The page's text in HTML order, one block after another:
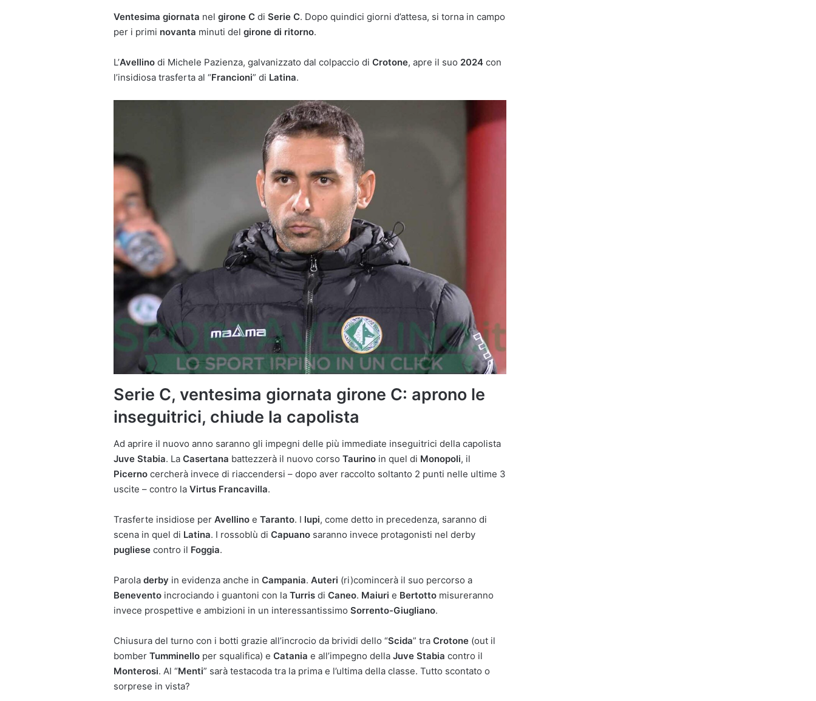
Ventesima giornata nel girone C di Serie C. Dopo quindici giorni d’attesa, si torna in campo
per i primi novanta minuti del girone di ritorno.
L’Avellino di Michele Pazienza, galvanizzato dal colpaccio di Crotone, apre il suo 2024 con
l’insidiosa trasferta al “Francioni” di Latina.
Serie C, ventesima giornata girone C: aprono le
inseguitrici, chiude la capolista
Ad aprire il nuovo anno saranno gli impegni delle più immediate inseguitrici della capolista
Juve Stabia. La Casertana battezzerà il nuovo corso Taurino in quel di Monopoli, il
Picerno cercherà invece di riaccendersi – dopo aver raccolto soltanto 2 punti nelle ultime 3
uscite – contro la Virtus Francavilla.
Trasferte insidiose per Avellino e Taranto. I lupi, come detto in precedenza, saranno di
scena in quel di Latina. I rossoblù di Capuano saranno invece protagonisti nel derby
pugliese contro il Foggia.
Parola derby in evidenza anche in Campania. Auteri (ri)comincerà il suo percorso a
Benevento incrociando i guantoni con la Turris di Caneo. Maiuri e Bertotto misureranno
invece prospettive e ambizioni in un interessantissimo Sorrento-Giugliano.
Chiusura del turno con i botti grazie all’incrocio da brividi dello “Scida” tra Crotone (out il
bomber Tumminello per squalifica) e Catania e all’impegno della Juve Stabia contro il
Monterosi. Al “Menti” sarà testacoda tra la prima e l’ultima della classe. Tutto scontato o
sorprese in vista?